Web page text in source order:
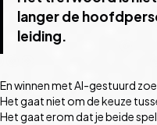
langer de
leiding.
En winnen met AI-gestuurd
Het gaat niet om de keuze
Het gaat erom dat je beide